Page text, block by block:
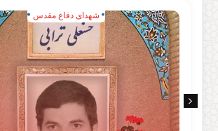
شهدای دفاع مقدس